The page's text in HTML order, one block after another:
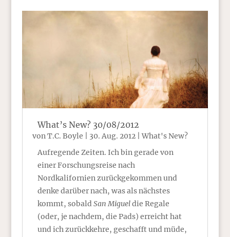
What’s New? 30/08/2012
vonT.C. Boyle 30. Aug. 2012|What's New?
Aufregende Zeiten. Ich bin gerade von
einer Forschungsreise nach
Nordkalifornien zurückgekommen und
denke darüber nach, was als nächstes
kommt, sobald San Migueldie Regale
(oder, je nachdem, die Pads) erreicht hat
und ich zurückkehre, geschafft und müde,